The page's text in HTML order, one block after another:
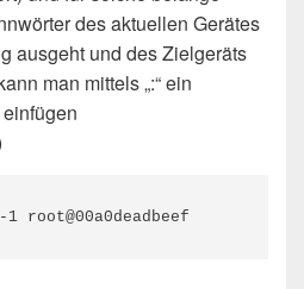
des aktuellen Gerätes
ausgeht und des Zielgeräts
man mittels „:“ ein
root@00a0deadbeef